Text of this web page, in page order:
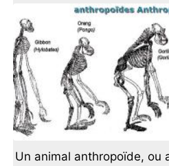
Un animal anthropoïde, ou